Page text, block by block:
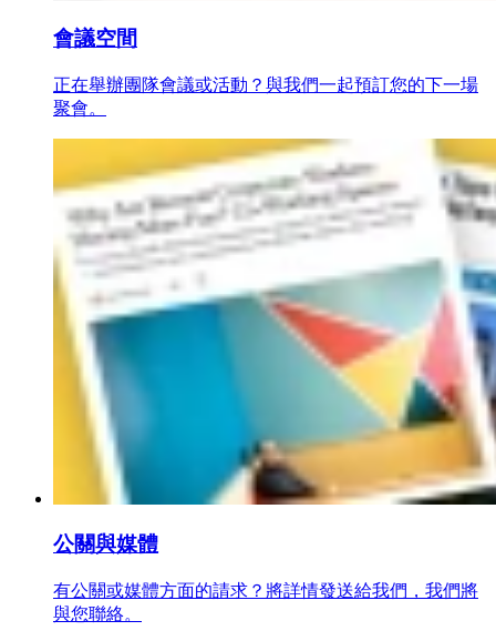
會議空間
正在舉辦團隊會議或活動？與我們一起預訂您的下一場
聚會。
公關與媒體
有公關或媒體方面的請求？將詳情發送給我們，我們將
與您聯絡。